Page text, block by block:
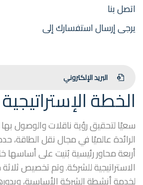
اتصل بنا
يرجى إرسال استفسارك إلى
البريد الإلكتروني
الخطة الإستراتيجية
سعيًا لتحقيق رؤية ناقلات والوصول
الرائدة عالميًا في مجال نقل الطاقة،
أربعة محاور رئيسية بُنيت على أساسها
الاستراتيجية للشركة. وتم تخصيص
لخدمة أنشطة الشركة الأساسية،